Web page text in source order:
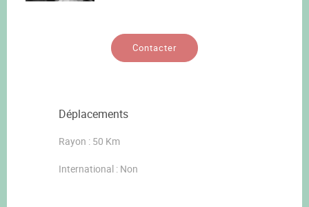
Contacter
Déplacements
Rayon : 50 Km
International : Non